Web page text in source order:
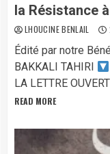
la Résistance
LHOUCINE BENLAIL
Édité par notre
BAKKALI TAHIRI
LA LETTRE
READ MORE